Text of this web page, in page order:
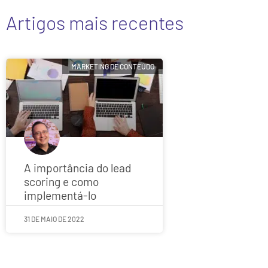
Artigos mais recentes
MARKETING DE CONTEÚDO
A importância do lead
scoring e como
implementá-lo
31 DE MAIO DE 2022